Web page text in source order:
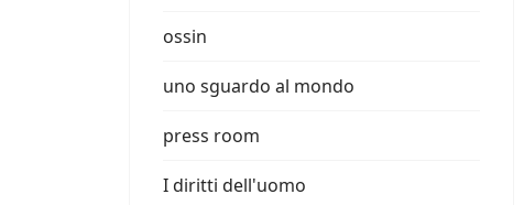
ossin
uno sguardo al mondo
press room
I diritti dell'uomo